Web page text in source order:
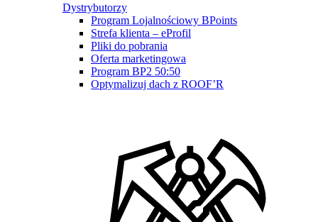
Dystrybutorzy
Program Lojalnościowy BPoints
Strefa klienta – eProfil
Pliki do pobrania
Oferta marketingowa
Program BP2 50:50
Optymalizuj dach z ROOF’R